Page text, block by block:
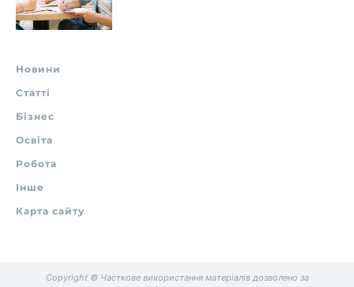
Новини
Статті
Бізнес
Освіта
Робота
Інше
Карта сайту
Copyright © Часткове використання матеріалів дозволено за